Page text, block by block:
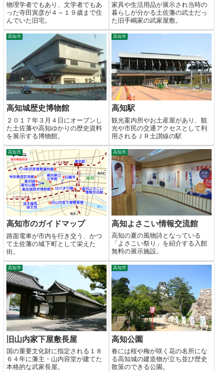
物理学者でもあり、文学者でもあ
った寺田寅彦が４～１９歳まで住
んでいた旧宅。
家具や生活用品が展示され当時の
暮らしが分かる土佐藩の武士だっ
た旧手嶋家の武家屋敷。
高知市
高知城歴史博物館
２０１７年３月４日にオープンし
た土佐藩や高知ゆかりの歴史資料
を展示する博物館。
高知市
高知駅
観光案内所やお土産屋があり、観
光や市民の交通アクセスとして利
用されるＪＲ土讃線の駅
高知市
高知市のガイドマップ
路面電車が市内を行き交う、かつ
て土佐藩の城下町として栄えた
街。
高知市
高知よさこい情報交流館
高知の夏の風物詩となっている
「よさこい祭り」を紹介する入館
無料の展示施設。
高知市
旧山内家下屋敷長屋
国の重要文化財に指定される１８
６４年に藩主・山内容堂が建てた
本格的な武家長屋。
高知市
高知公園
春には桜や梅が咲く花の名所にな
る高知城の建造物が立ち並び歴史
散策のできる公園。